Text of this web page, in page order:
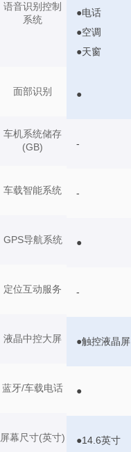
语音识别控制
系统
面部识别
车机系统储存
(GB)
车载智能系统
GPS导航系统
定位互动服务
液晶中控大屏
蓝牙/车载电话
屏幕尺寸(英寸)
●电话
●空调
●天窗
●
-
-
●
-
●触控液晶屏
●
●14.6英寸